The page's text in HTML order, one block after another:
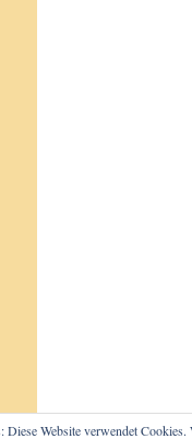
Diese Website verwendet